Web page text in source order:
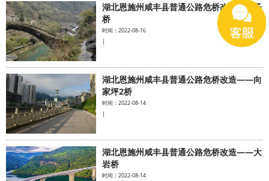
湖北恩施州咸丰县普通公路危桥改造—燕子
桥
时间：2022-08-16
|
湖北恩施州咸丰县普通公路危桥改造——向
家坪2桥
时间：2022-08-14
|
湖北恩施州咸丰县普通公路危桥改造——大
岩桥
时间：2022-08-14